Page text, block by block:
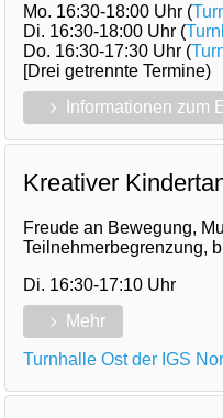
Mo. 16:30-18:00 Uhr (
Di. 16:30-18:00 Uhr (
Do. 16:30-17:30 Uhr (
[Drei getrennte Termine)
Informationen zum
Kreativer
Freude an Bewegung,
Teilnehmerbegrenzung,
Di. 16:30-17:10 Uhr
Mehr
Turnhalle Ost der IGS